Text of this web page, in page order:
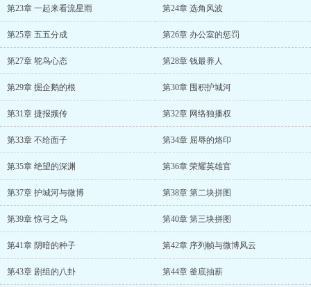
第23章 一起来看流星雨 第24章 选角风波
第25章 五五分成 第26章 办公室的惩罚
第27章 鸵鸟心态 第28章 钱最养人
第29章 掘企鹅的根 第30章 囤积护城河
第31章 捷报频传 第32章 网络独播权
第33章 不给面子 第34章 屈辱的烙印
第35章 绝望的深渊 第36章 荣耀英雄官
第37章 护城河与微博 第38章 第二块拼图
第39章 惊弓之鸟 第40章 第三块拼图
第41章 阴暗的种子 第42章 序列帧与微博风云
第43章 剧组的八卦 第44章 釜底抽薪